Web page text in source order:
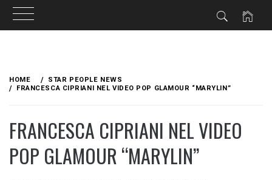
content
HOME
STAR PEOPLE NEWS
FRANCESCA CIPRIANI NEL VIDEO POP GLAMOUR “MARYLIN”
FRANCESCA CIPRIANI NEL VIDEO
POP GLAMOUR “MARYLIN”